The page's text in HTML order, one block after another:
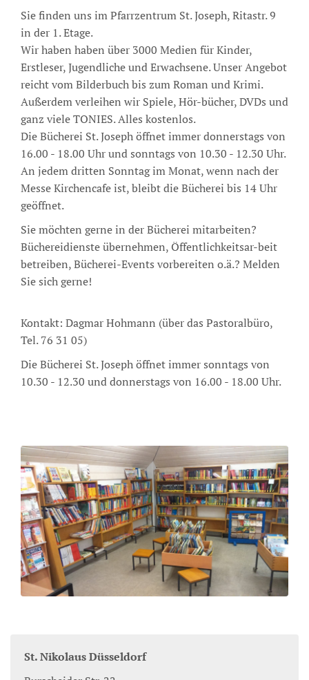
Sie finden uns im Pfarrzentrum St. Joseph, Ritastr. 9
in der 1. Etage.
Wir haben haben über 3000 Medien für Kinder,
Erstleser, Jugendliche und Erwachsene. Unser Angebot
reicht vom Bilderbuch bis zum Roman und Krimi.
Außerdem verleihen wir Spiele, Hör-bücher, DVDs und
ganz viele TONIES. Alles kostenlos.
Die Bücherei St. Joseph öffnet immer donnerstags von
16.00 - 18.00 Uhr und sonntags von 10.30 - 12.30 Uhr.
An jedem dritten Sonntag im Monat, wenn nach der
Messe Kirchencafe ist, bleibt die Bücherei bis 14 Uhr
geöffnet.
Sie möchten gerne in der Bücherei mitarbeiten?
Büchereidienste übernehmen, Öffentlichkeitsar-beit
betreiben, Bücherei-Events vorbereiten o.ä.? Melden
Sie sich gerne!
Kontakt: Dagmar Hohmann (über das Pastoralbüro,
Tel. 76 31 05)
Die Bücherei St. Joseph öffnet immer sonntags von
10.30 - 12.30 und donnerstags von 16.00 - 18.00 Uhr.
St. Nikolaus Düsseldorf